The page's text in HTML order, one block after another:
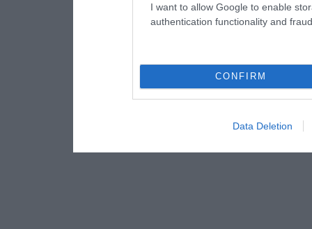
I want to allow Google to enable
authentication functionality and
CONFIRM
Data Deletion